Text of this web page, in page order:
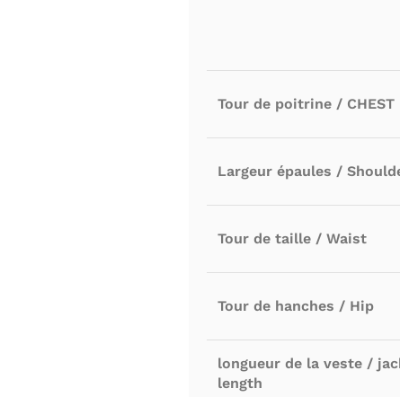
Tour de poitrine / CHEST
Largeur épaules /
Tour de taille / Waist
Tour de hanches / Hip
longueur de la veste /
length